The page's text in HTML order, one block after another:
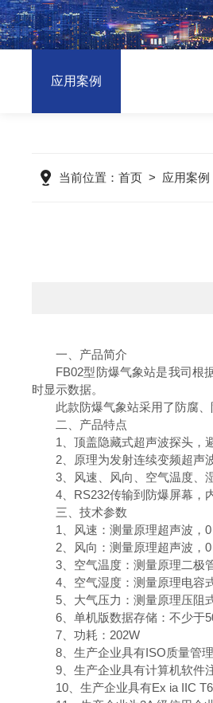
应用案例
当前位置：首页 > 应用案例
一、产品简介
FB02型防爆气象站是我司根
时显示数据。
此款防爆气象站采用了防腐
二、产品特点
1、顶盖隐藏式超声波探头
2、原理为发射连续变频超
3、风速、风向、空气温度、
4、RS232传输到防爆屏幕，
三、技术参数
1、风速：测量原理超声波，
2、风向：测量原理超声波，0
3、空气温度：测量原理二
4、空气湿度：测量原理电容
5、大气压力：测量原理压阻
6、单机版数据存储：不少于
7、功耗：202W
8、生产企业具有ISO质量管
9、生产企业具有计算机软件
10、生产企业具有Ex ia IIC